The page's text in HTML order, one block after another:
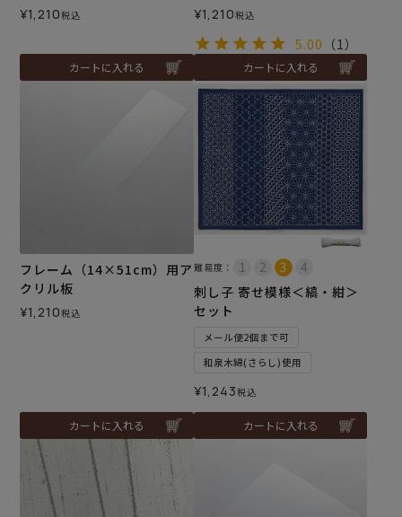
¥1,210税込
カートに入れる
¥1,210税込
5.00 （1）
カートに入れる
フレーム（14×51cm）用ア
クリル板
¥1,210税込
カートに入れる
難易度：
刺し子 寄せ模様＜縞・紺＞
セット
メール便2個まで可
和泉木綿(さらし)使用
¥1,243税込
カートに入れる